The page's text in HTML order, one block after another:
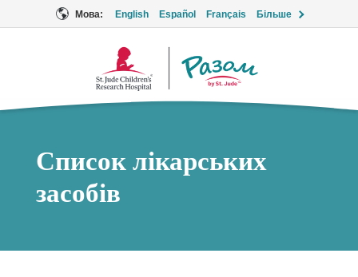
Мова: English Español Français Більше
Логотип
Список лікарських
засобів